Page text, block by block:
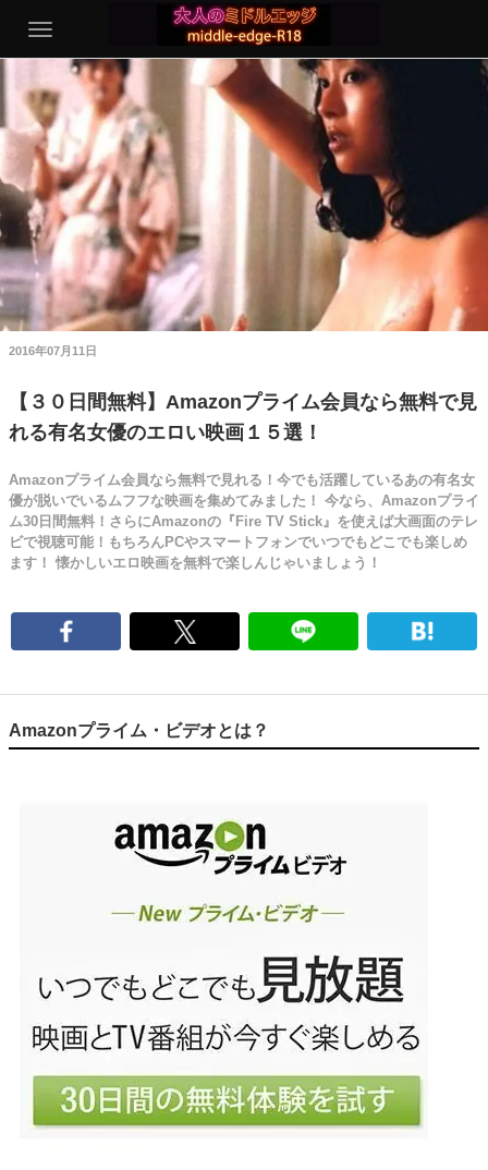
2016年07月11日
【３０日間無料】Amazonプライム会員なら無料で見
れる有名女優のエロい映画１５選！
Amazonプライム会員なら無料で見れる！今でも活躍しているあの有名女
優が脱いでいるムフフな映画を集めてみました！ 今なら、Amazonプライ
ム30日間無料！さらにAmazonの『Fire TV Stick』を使えば大画面のテレ
ビで視聴可能！もちろんPCやスマートフォンでいつでもどこでも楽しめ
ます！ 懐かしいエロ映画を無料で楽しんじゃいましょう！
Amazonプライム・ビデオとは？